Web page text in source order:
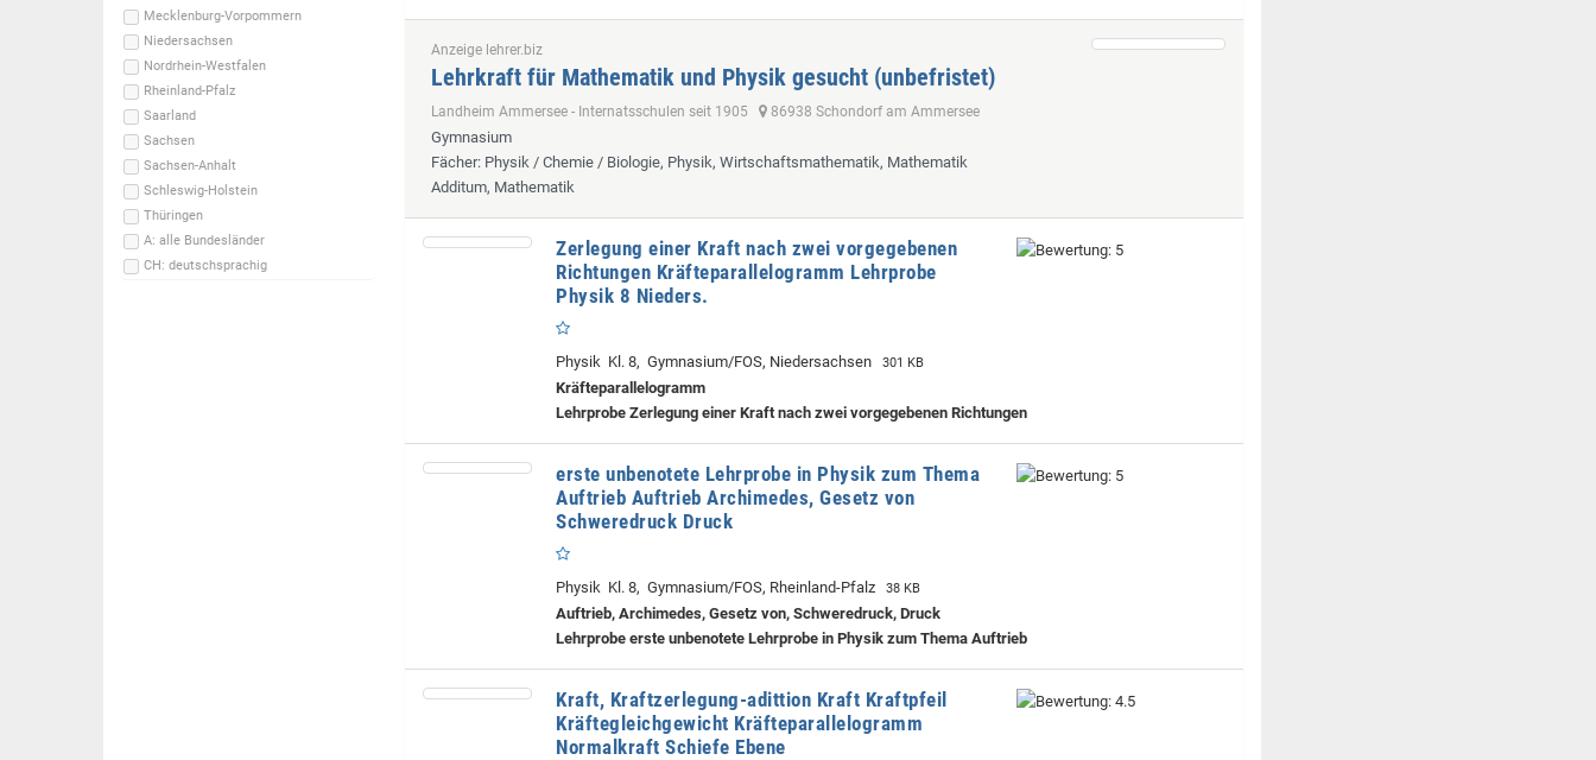
Mecklenburg-Vorpommern
Niedersachsen
Nordrhein-Westfalen
Rheinland-Pfalz
Saarland
Sachsen
Sachsen-Anhalt
Schleswig-Holstein
Thüringen
A: alle Bundesländer
CH: deutschsprachig
Anzeige lehrer.biz
Lehrkraft für Mathematik und Physik gesucht (unbefristet)
Landheim Ammersee - Internatsschulen seit 1905 86938 Schondorf am Ammersee
Gymnasium
Fächer: Physik / Chemie / Biologie, Physik, Wirtschaftsmathematik, Mathematik
Additum, Mathematik
Zerlegung einer Kraft nach zwei vorgegebenen
Richtungen Kräfteparallelogramm Lehrprobe
Physik 8 Nieders.
Physik Kl. 8, Gymnasium/FOS, Niedersachsen 301 KB
Kräfteparallelogramm
Lehrprobe Zerlegung einer Kraft nach zwei vorgegebenen Richtungen
erste unbenotete Lehrprobe in Physik zum Thema
Auftrieb Auftrieb Archimedes, Gesetz von
Schweredruck Druck
Physik Kl. 8, Gymnasium/FOS, Rheinland-Pfalz 38 KB
Auftrieb, Archimedes, Gesetz von, Schweredruck, Druck
Lehrprobe erste unbenotete Lehrprobe in Physik zum Thema Auftrieb
Kraft, Kraftzerlegung-adittion Kraft Kraftpfeil
Kräftegleichgewicht Kräfteparallelogramm
Normalkraft Schiefe Ebene